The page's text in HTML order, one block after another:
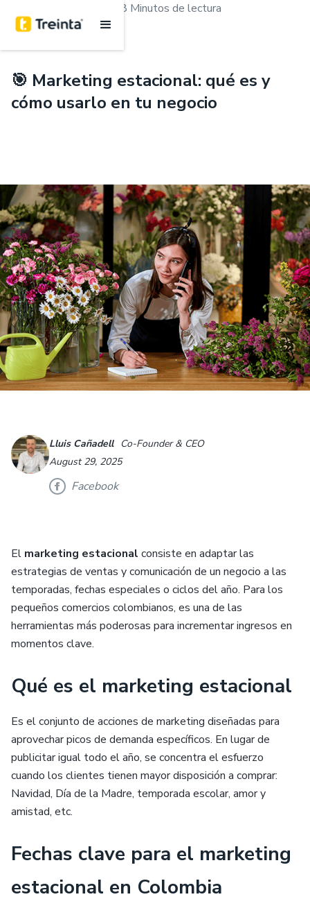
8 Minutos de lectura
🎯 Marketing estacional: qué es y
cómo usarlo en tu negocio
Lluis Cañadell
Co-Founder & CEO
August 29, 2025
Facebook
El marketing estacional consiste en adaptar las
estrategias de ventas y comunicación de un negocio a las
temporadas, fechas especiales o ciclos del año. Para los
pequeños comercios colombianos, es una de las
herramientas más poderosas para incrementar ingresos en
momentos clave.
Qué es el marketing estacional
Es el conjunto de acciones de marketing diseñadas para
aprovechar picos de demanda específicos. En lugar de
publicitar igual todo el año, se concentra el esfuerzo
cuando los clientes tienen mayor disposición a comprar:
Navidad, Día de la Madre, temporada escolar, amor y
amistad, etc.
Fechas clave para el marketing
estacional en Colombia